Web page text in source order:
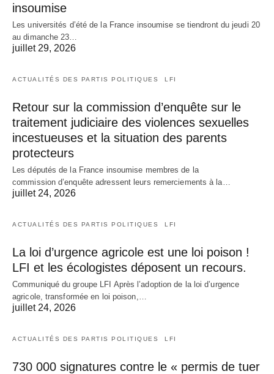
insoumise
Les universités d’été de la France insoumise se tiendront du jeudi 20
au dimanche 23…
juillet 29, 2026
ACTUALITÉS DES PARTIS POLITIQUES LFI
Retour sur la commission d’enquête sur le
traitement judiciaire des violences sexuelles
incestueuses et la situation des parents
protecteurs
Les députés de la France insoumise membres de la
commission d’enquête adressent leurs remerciements à la…
juillet 24, 2026
ACTUALITÉS DES PARTIS POLITIQUES LFI
La loi d’urgence agricole est une loi poison !
LFI et les écologistes déposent un recours.
Communiqué du groupe LFI Après l’adoption de la loi d’urgence
agricole, transformée en loi poison,…
juillet 24, 2026
ACTUALITÉS DES PARTIS POLITIQUES LFI
730 000 signatures contre le « permis de tuer